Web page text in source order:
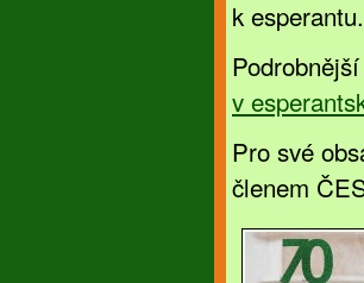
k esperantu.
v
Pro své
členem